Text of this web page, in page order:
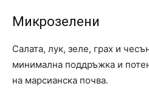
Микрозелени
Салата, лук, зеле, грах и
минимална поддръжка и
на марсианска почва.